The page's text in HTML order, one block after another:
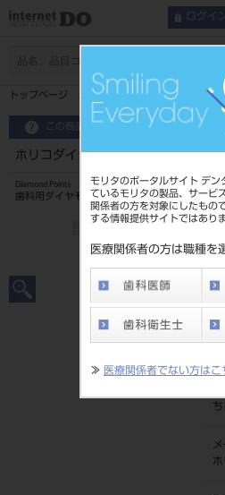
モリタのポータルサイト デン
ているモリタの製品、サービ
関係者の方を対象にしたもの
する情報提供サイトではあり
医療関係者の方は職種を
≫ 医療関係者でない方はこ
ログイ
トップページ ホリコダイヤポイントFG
この商品に関するお問い合わせ
ホリコダイヤポイントFG 大型 7
Diamond Points
歯科用ダイヤモンドバー
標
覧
ち
ホ